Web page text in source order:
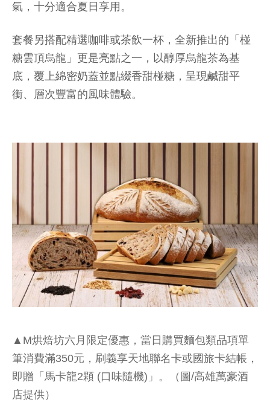
氣，十分適合夏日享用。
套餐另搭配精選咖啡或茶飲一杯，全新推出的「椪
糖雲頂烏龍」更是亮點之一，以醇厚烏龍茶為基
底，覆上綿密奶蓋並點綴香甜椪糖，呈現鹹甜平
衡、層次豐富的風味體驗。
▲M烘焙坊六月限定優惠，當日購買麵包類品項單
筆消費滿350元，刷義享天地聯名卡或國旅卡結帳，
即贈「馬卡龍2顆 (口味隨機)」。（圖/高雄萬豪酒
店提供）